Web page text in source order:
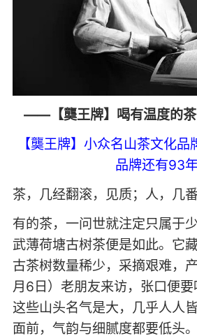
——【龑王牌】喝有温度的
【龑王牌】小众名山茶文化
品牌还有93
茶，几经翻滚，见质；人，几
有的茶，一问世就注定只属于
武薄荷塘古树茶便是如此。它
古茶树数量稀少，采摘艰难，
月6日）老朋友来访，张口便要
这些山头名气是大，几乎人人
面前，气韵与细腻度都要低头